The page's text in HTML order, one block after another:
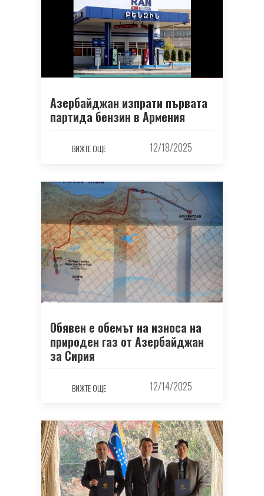
Азербайджан изпрати първата
партида бензин в Армения
ВИЖТЕ ОЩЕ 12/18/2025
Обявен е обемът на износа на
природен газ от Азербайджан
за Сирия
ВИЖТЕ ОЩЕ 12/14/2025